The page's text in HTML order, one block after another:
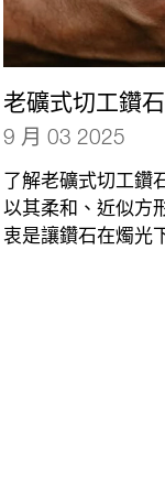
老礦式切工鑽
9 月 03 2025
了解老礦式切工鑽
以其柔和、近似方
衷是讓鑽石在燭光